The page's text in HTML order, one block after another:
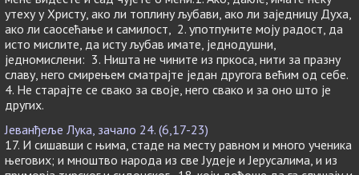
утеху у Христу, ако ли топлину љубави, ако ли заједницу Духа,
ако ли саосећање и самилост, 2. употпуните моју радост, да
исто мислите, да исту љубав имате, једнодушни,
једномислени: 3. Ништа не чините из пркоса, нити за празну
славу, него смирењем сматрајте један другога већим од себе.
4. Не старајте се свако за своје, него свако и за оно што је
других.
Јеванђеље Лука, зачало 24. (6,17-23)
17. И сишавши с њима, стаде на месту равном и много ученика
његових; и мноштво народа из све Јудеје и Јерусалима, и из